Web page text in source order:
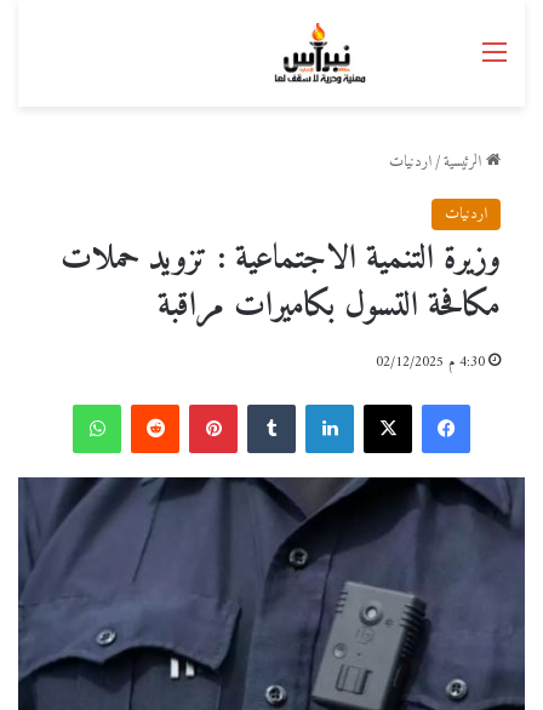
القائمة
الرئيسية/اردنيات
اردنيات
وزيرة التنمية الاجتماعية : تزويد حملات
مكافحة التسول بكاميرات مراقبة
4:30 م 02/12/2025
فيسبوك ‫X لينكدإن بينتيريست واتساب